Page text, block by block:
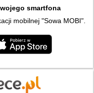
smartfona
mobilnej "Sowa MOBI".